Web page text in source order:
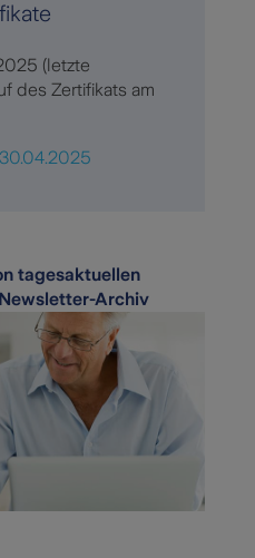
(letzte
des Zertifikats am
tagesaktuellen
Archiv